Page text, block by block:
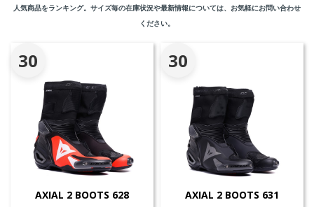
人気商品をランキング。サイズ毎の在庫状況や最新情報については、お気軽にお問い合わせ
ください。
30
AXIAL 2 BOOTS 628
30
AXIAL 2 BOOTS 631